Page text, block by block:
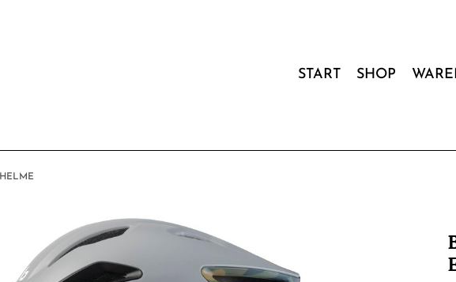
START SHOP
HELME